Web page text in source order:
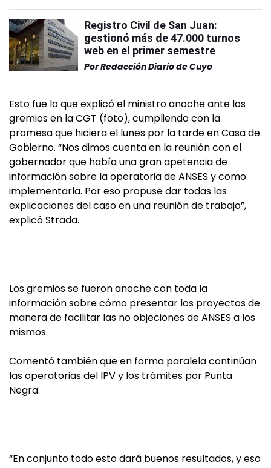
Registro Civil de San Juan:
gestionó más de 47.000 turnos
web en el primer semestre
PorRedacción Diario de Cuyo
Esto fue lo que explicó el ministro anoche ante los
gremios en la CGT (foto), cumpliendo con la
promesa que hiciera el lunes por la tarde en Casa de
Gobierno. “Nos dimos cuenta en la reunión con el
gobernador que había una gran apetencia de
información sobre la operatoria de ANSES y como
implementarla. Por eso propuse dar todas las
explicaciones del caso en una reunión de trabajo”,
explicó Strada.
Los gremios se fueron anoche con toda la
información sobre cómo presentar los proyectos de
manera de facilitar las no objeciones de ANSES a los
mismos.
Comentó también que en forma paralela continúan
las operatorias del IPV y los trámites por Punta
Negra.
“En conjunto todo esto dará buenos resultados, y eso